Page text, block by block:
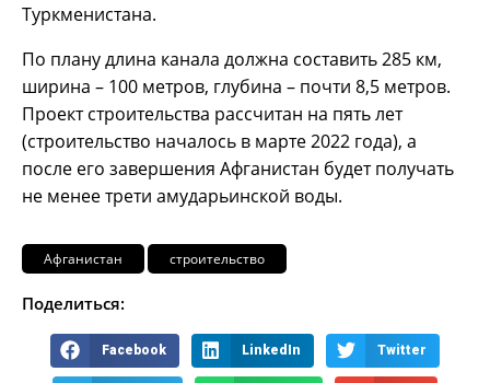
Туркменистана.
По плану длина канала должна составить 285 км,
ширина – 100 метров, глубина – почти 8,5 метров.
Проект строительства рассчитан на пять лет
(строительство началось в марте 2022 года), а
после его завершения Афганистан будет получать
не менее трети амударьинской воды.
Афганистан строительство
Поделиться:
Facebook LinkedIn Twitter